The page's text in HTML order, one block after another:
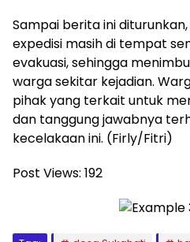
Sampai berita ini
expedisi masih di tempat
evakuasi, sehingga
warga sekitar kejadian.
pihak yang terkait untuk
dan tanggung jawabnya
kecelakaan ini. (Firly/Fitri)
Post Views: 192